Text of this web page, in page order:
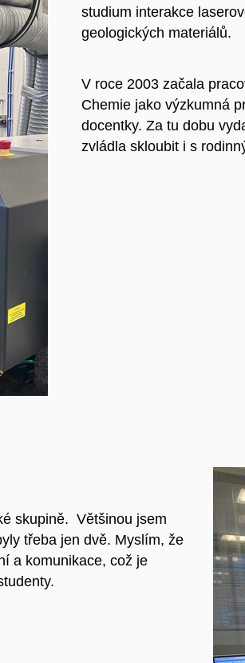
studium interakce
geologických materiálů.
V roce 2003 začala
Chemie jako výzkumná
docentky. Za tu dobu
zvládla skloubit i s
skupině. Většinou jsem
třeba jen dvě. Myslím, že
a komunikace, což je